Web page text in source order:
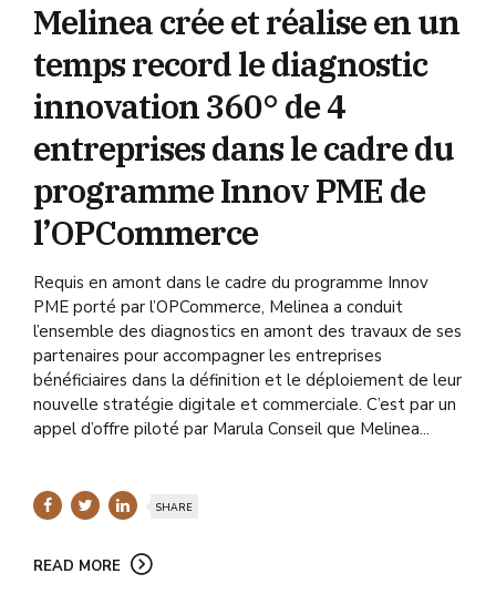
Melinea crée et réalise en un
temps record le diagnostic
innovation 360° de 4
entreprises dans le cadre du
programme Innov PME de
l’OPCommerce
Requis en amont dans le cadre du programme Innov
PME porté par l’OPCommerce, Melinea a conduit
l’ensemble des diagnostics en amont des travaux de ses
partenaires pour accompagner les entreprises
bénéficiaires dans la définition et le déploiement de leur
nouvelle stratégie digitale et commerciale. C’est par un
appel d’offre piloté par Marula Conseil que Melinea...
SHARE
READ MORE